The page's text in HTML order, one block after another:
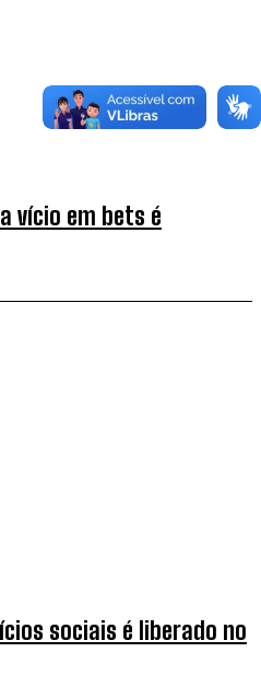
vício em bets é
sociais é liberado no